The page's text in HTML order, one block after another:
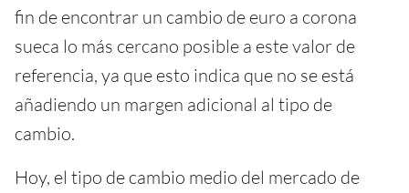
fin de encontrar un cambio de euro a corona
sueca lo más cercano posible a este valor de
referencia, ya que esto indica que no se está
añadiendo un margen adicional al tipo de
cambio.
Hoy, el tipo de cambio medio del mercado de